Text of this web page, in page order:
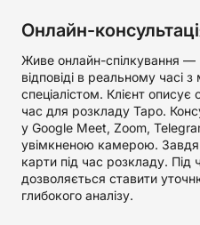
Онлайн-
Живе онлайн-спілкування —
відповіді в реальному часі
спеціалістом. Клієнт
час для розкладу Таро.
у Google Meet, Zoom,
увімкненою камерою.
карти під час розкладу. Під
дозволяється ставити
глибокого аналізу.